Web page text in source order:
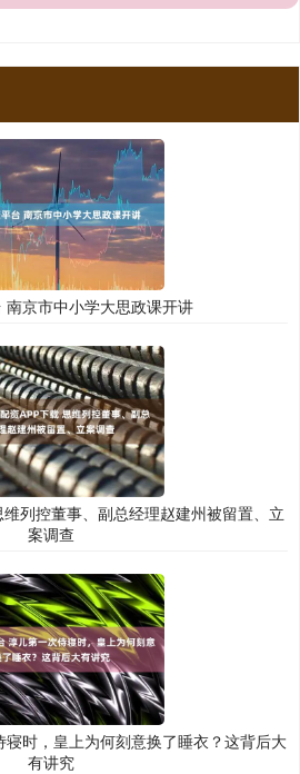
南京市中小学大思政课开讲
列控董事、副总经理赵建州被留置、立
案调查
时，皇上为何刻意换了睡衣？这背后大
有讲究